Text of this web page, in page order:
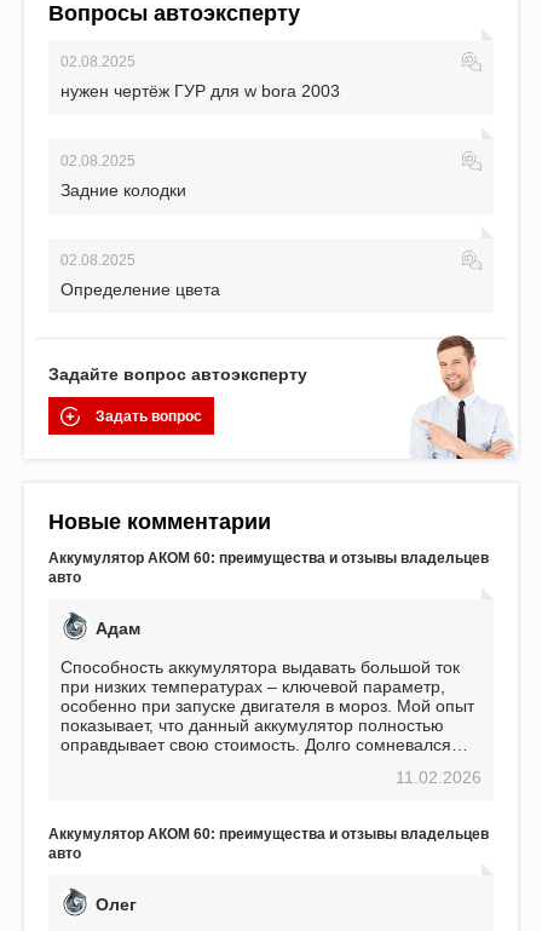
Вопросы автоэксперту
02.08.2025
нужен чертёж ГУР для w bora 2003
02.08.2025
Задние колодки
02.08.2025
Определение цвета
Задайте вопрос автоэксперту
Задать вопрос
Новые комментарии
Аккумулятор АКОМ 60: преимущества и отзывы владельцев
авто
Адам
Способность аккумулятора выдавать большой ток
при низких температурах – ключевой параметр,
особенно при запуске двигателя в мороз. Мой опыт
показывает, что данный аккумулятор полностью
оправдывает свою стоимость. Долго сомневался
пожалел. Считаю, что это отличное вложение,11.02.2026
Аккумулятор АКОМ 60: преимущества и отзывы владельцев
авто
Олег